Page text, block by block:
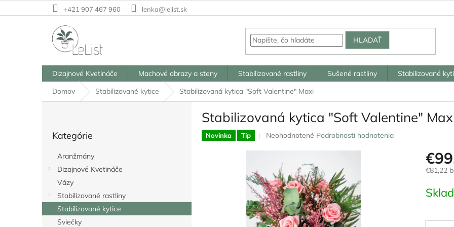
na
+421 907 467 960 lenka@lelist.sk
HĽADAŤ
Dizajnové Kvetináče Machové obrazy a steny Stabilizované rastliny Sušené rastliny Stabilizované
Domov
Stabilizované kytice Stabilizovaná kytica "Soft Valentine" Maxi
kategórie
Kategórie
Aranžmány
Dizajnové Kvetináče
Vázy
Stabilizované rastliny
Stabilizované kytice
Sviečky
Stabilizovaná kytica "Soft Valentine"
Novinka Tip
Priemerné
0,0
z
5
hviezdičiek.
Neohodnotené Podrobnosti hodnotenia
€81,22
cena: